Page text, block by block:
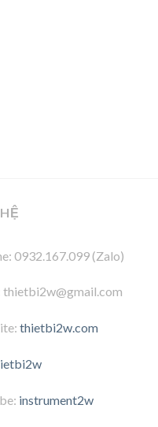
0932.167.099 (Zalo)
thietbi2w@gmail.com
thietbi2w.com
instrument2w